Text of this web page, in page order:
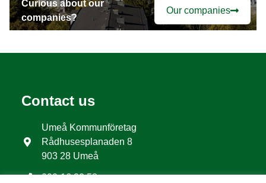
Curious about our
companies?
Our companies
Contact us
Umeå Kommunföretag
Rådhusesplanaden 8
903 28 Umeå
090-16 22 58